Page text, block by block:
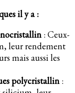
il y a :
: Ceux-
leur rendement
mais aussi les
polycristallin :